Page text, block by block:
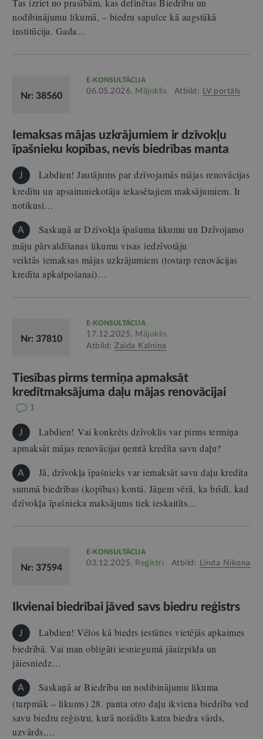
Tas izriet no prasībām, kas definētas Biedrību un
nodibinājumu likumā, – biedru sapulce kā augstākā
institūcija. Gada…
Nr: 38560
E-KONSULTĀCIJA
06.05.2026. Mājoklis Atbild: LV portāls
Iemaksas mājas uzkrājumiem ir dzīvokļu
īpašnieku kopības, nevis biedrības manta
J
Labdien! Jautājums par dzīvojamās mājas renovācijas
kredītu un apsaimniekotāja iekasētajiem maksājumiem. Ir
notikusi…
A
Saskaņā ar Dzīvokļa īpašuma likumu un Dzīvojamo
māju pārvaldīšanas likumu visas iedzīvotāju
veiktās iemaksas mājas uzkrājumiem (tostarp renovācijas
kredīta apkalpošanai)…
Nr: 37810
E-KONSULTĀCIJA
17.12.2025. Mājoklis
Atbild: Zaida Kalniņa
Tiesības pirms termiņa apmaksāt
kredītmaksājuma daļu mājas renovācijai
1
J
Labdien! Vai konkrēts dzīvoklis var pirms termiņa
apmaksāt mājas renovācijai ņemtā kredīta savu daļu?
A
Jā, dzīvokļa īpašnieks var iemaksāt savu daļu kredīta
summā biedrības (kopības) kontā. Jāņem vērā, ka brīdī, kad
dzīvokļa īpašnieka maksājums tiek ieskaitīts…
Nr: 37594
E-KONSULTĀCIJA
03.12.2025. Reģistri Atbild: Linda Ņikona
Ikvienai biedrībai jāved savs biedru reģistrs
J
Labdien! Vēlos kā biedrs iestāties vietējās apkaimes
biedrībā. Vai man obligāti iesniegumā jāaizpilda un
jāiesniedz…
A
Saskaņā ar Biedrību un nodibinājumu likuma
(turpmāk – likums) 28. panta otro daļu ikviena biedrība ved
savu biedru reģistru, kurā norādīts katra biedra vārds,
uzvārds,…